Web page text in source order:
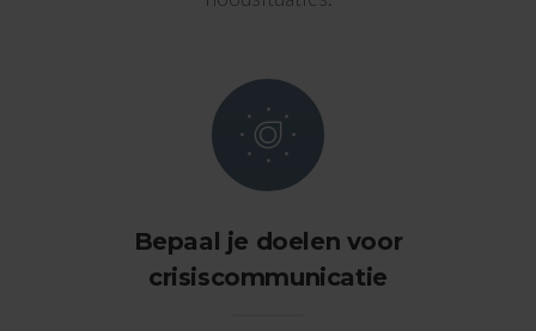
Bepaal je doelen voor
crisiscommunicatie